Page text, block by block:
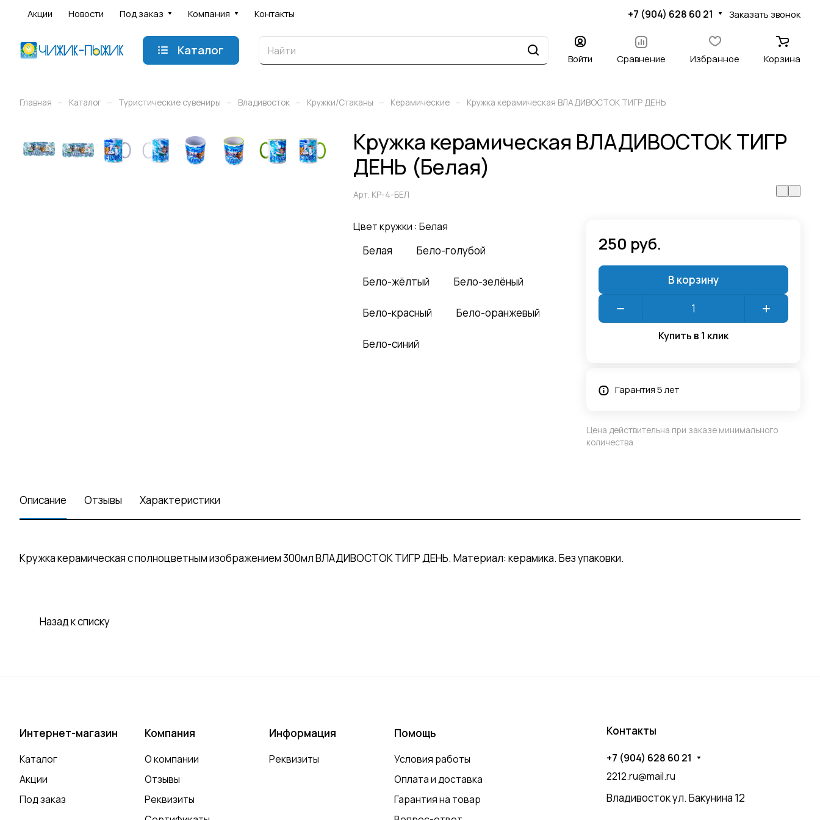
Акции Новости Под заказ Компания Контакты +7 (904) 628 60 21 Заказать звонок
Каталог
Войти Сравнение Избранное Корзина
Главная – Каталог – Туристические сувениры – Владивосток – Кружки/Стаканы – Керамические – Кружка керамическая ВЛАДИВОСТОК ТИГР ДЕНЬ
Кружка керамическая ВЛАДИВОСТОК ТИГР
ДЕНЬ (Белая)
Арт. КР-4-БЕЛ
Цвет кружки : Белая
Белая Бело-голубой
Бело-жёлтый Бело-зелёный
Бело-красный Бело-оранжевый
Бело-синий
250 руб.
В корзину
Купить в 1 клик
Гарантия 5 лет
Цена действительна при заказе минимального
количества
Описание Отзывы Характеристики
Кружка керамическая с полноцветным изображением 300мл ВЛАДИВОСТОК ТИГР ДЕНЬ. Материал: керамика. Без упаковки.
Назад к списку
Интернет-магазин
Каталог
Акции
Под заказ
Компания
О компании
Отзывы
Реквизиты
Информация
Реквизиты
Помощь
Условия работы
Оплата и доставка
Гарантия на товар
Контакты
+7 (904) 628 60 21
2212.ru@mail.ru
Владивосток ул. Бакунина 12